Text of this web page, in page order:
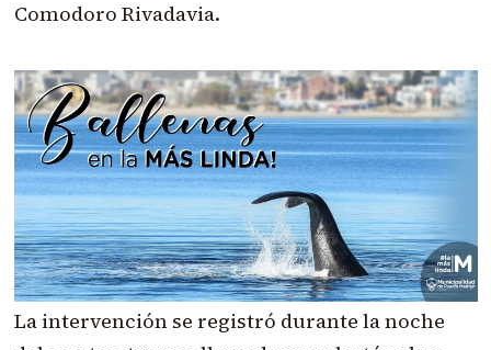
Comodoro Rivadavia.
La intervención se registró durante la noche